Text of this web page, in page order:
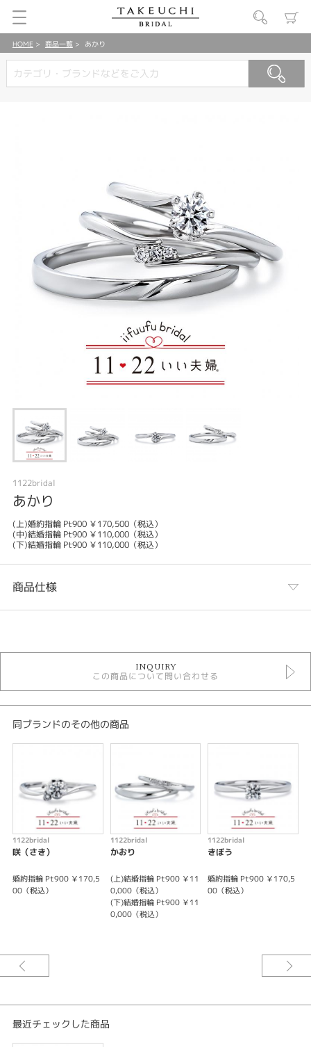
HOME 商品一覧 あかり
1122bridal
あかり
(上)婚約指輪 Pt900 ￥170,500（税込）
(中)結婚指輪 Pt900 ￥110,000（税込）
(下)結婚指輪 Pt900 ￥110,000（税込）
商品仕様
セットリング シンプル
いい夫婦ブライダル セットリング
デザイン
セットリング シンプル
レディース
紹介文
向かい合ったアームのフォルムはふたりの気持ちを表現しています。レディ
※センターダイヤモンド込みの価格です。
〇婚約・結婚指輪共にメレダイヤのグレードアップ
〇素材は全10種類（Pt900,Pt950,K18WG,K18YG,K18PG,K18CG,K18BNG,
INQUIRY
この商品について問い合わせる
同ブランドのその他の商品
1122bridal
咲（さき）
婚約指輪 Pt900 ￥170,5
00（税込）
1122bridal
かおり
(上)結婚指輪 Pt900 ￥11
0,000（税込）
(下)結婚指輪 Pt900 ￥11
0,000（税込）
1122bridal
きぼう
婚約指輪 Pt900 ￥170,5
00（税込）
最近チェックした商品